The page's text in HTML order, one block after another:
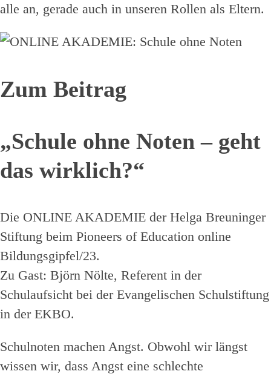
alle an, gerade auch in unseren Rollen als Eltern.
Zum Beitrag
„Schule ohne Noten – geht
das wirklich?“
Die ONLINE AKADEMIE der Helga Breuninger
Stiftung beim Pioneers of Education online
Bildungsgipfel/23.
Zu Gast: Björn Nölte, Referent in der
Schulaufsicht bei der Evangelischen Schulstiftung
in der EKBO.
Schulnoten machen Angst. Obwohl wir längst
wissen wir, dass Angst eine schlechte